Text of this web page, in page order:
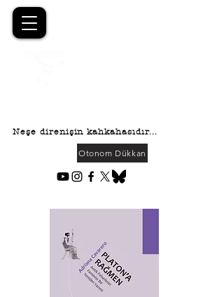
Neşe direnişin kahkahasıdır...
Otonom Dükkan